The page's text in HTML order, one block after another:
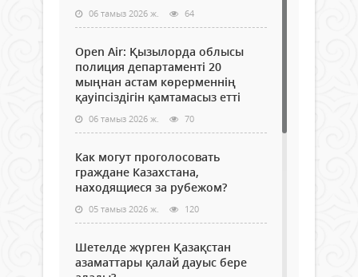
06 тамыз 2026 ж. 64
Open Air: Қызылорда облысы
полиция департаменті 20
мыңнан астам көрерменнің
қауіпсіздігін қамтамасыз етті
06 тамыз 2026 ж. 70
Как могут проголосовать
граждане Казахстана,
находящиеся за рубежом?
05 тамыз 2026 ж. 120
Шетелде жүрген Қазақстан
азаматтары қалай дауыс бере